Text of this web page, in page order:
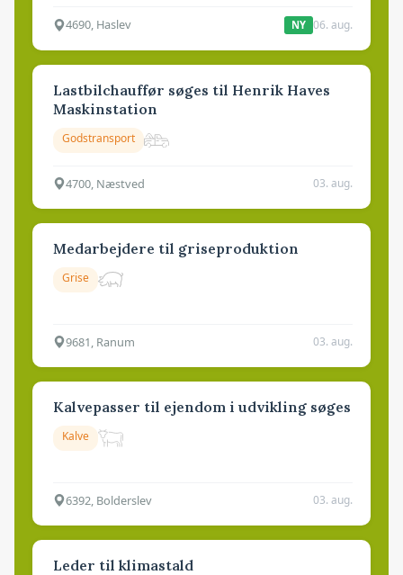
4690, Haslev NY 06. aug.
Lastbilchauffør søges til Henrik Haves
Maskinstation
Godstransport
4700, Næstved 03. aug.
Medarbejdere til griseproduktion
Grise
9681, Ranum 03. aug.
Kalvepasser til ejendom i udvikling søges
Kalve
6392, Bolderslev 03. aug.
Leder til klimastald